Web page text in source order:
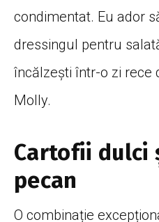
condimentat. Eu ador
dressingul pentru
încălzești într-o zi rece
Molly.
Cartofii dulci
pecan
O combinație